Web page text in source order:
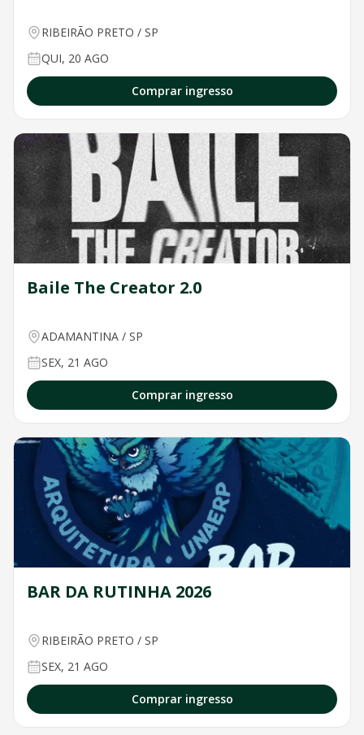
RIBEIRÃO PRETO / SP
QUI, 20 AGO
Comprar ingresso
Baile The Creator 2.0
ADAMANTINA / SP
SEX, 21 AGO
Comprar ingresso
BAR DA RUTINHA 2026
RIBEIRÃO PRETO / SP
SEX, 21 AGO
Comprar ingresso